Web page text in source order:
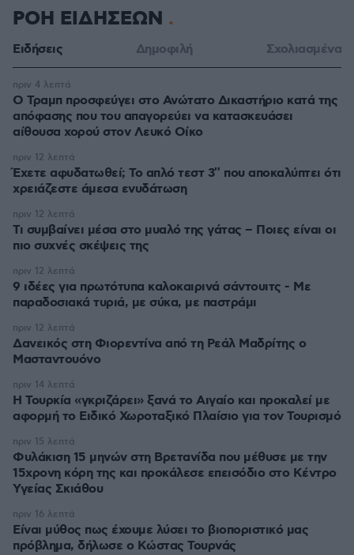
ΡΟΗ ΕΙΔΗΣΕΩΝ
Ειδήσεις Δημοφιλή Σχολιασμένα
Ο Τραμπ προσφεύγει στο Ανώτατο Δικαστήριο κατά της
απόφασης που του απαγορεύει να κατασκευάσει
αίθουσα χορού στον Λευκό Οίκο
πριν 4 λεπτά
Έχετε αφυδατωθεί; Το απλό τεστ 3″ που αποκαλύπτει ότι
χρειάζεστε άμεσα ενυδάτωση
πριν 12 λεπτά
Τι συμβαίνει μέσα στο μυαλό της γάτας – Ποιες είναι οι
πιο συχνές σκέψεις της
πριν 12 λεπτά
9 ιδέες για πρωτότυπα καλοκαιρινά σάντουιτς - Με
παραδοσιακά τυριά, με σύκα, με παστράμι
πριν 12 λεπτά
Δανεικός στη Φιορεντίνα από τη Ρεάλ Μαδρίτης ο
Μασταντουόνο
πριν 12 λεπτά
Η Τουρκία «γκριζάρει» ξανά το Αιγαίο και προκαλεί με
αφορμή το Ειδικό Χωροταξικό Πλαίσιο για τον Τουρισμό
πριν 14 λεπτά
Φυλάκιση 15 μηνών στη Βρετανίδα που μέθυσε με την
15χρονη κόρη της και προκάλεσε επεισόδιο στο Κέντρο
Υγείας Σκιάθου
πριν 15 λεπτά
Είναι μύθος πως έχουμε λύσει το βιοποριστικό μας
πρόβλημα, δήλωσε ο Κώστας Τουρνάς
πριν 16 λεπτά